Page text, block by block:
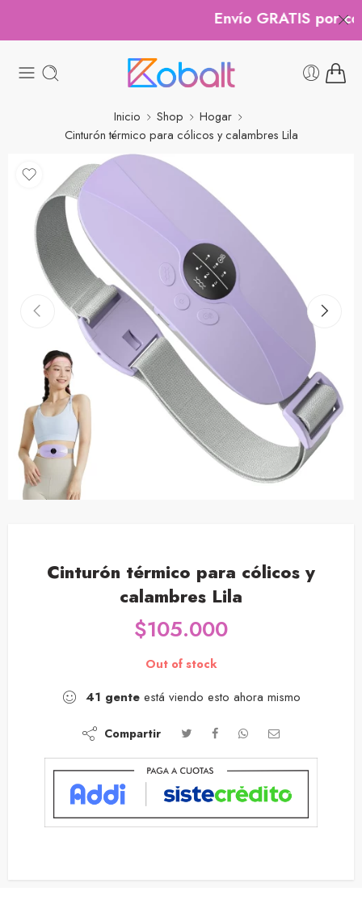
Envío GRATIS por
Inicio Shop
Hogar
Cinturón térmico para cólicos y calambres Lila
Cinturón térmico para cólicos y
calambres Lila
$105.000
Out of stock
41 gente está viendo esto ahora mismo
Compartir